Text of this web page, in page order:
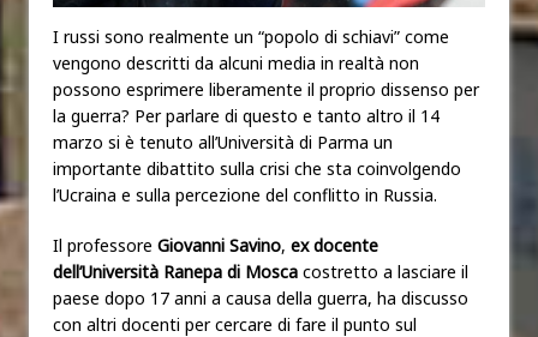
I russi sono realmente un “popolo di schiavi” come
vengono descritti da alcuni media in realtà non
possono esprimere liberamente il proprio dissenso per
la guerra? Per parlare di questo e tanto altro il 14
marzo si è tenuto all’Università di Parma un
importante dibattito sulla crisi che sta coinvolgendo
l’Ucraina e sulla percezione del conflitto in Russia.
Il professore Giovanni Savino, ex docente
dell’Università Ranepa di Mosca costretto a lasciare il
paese dopo 17 anni a causa della guerra, ha discusso
con altri docenti per cercare di fare il punto sul